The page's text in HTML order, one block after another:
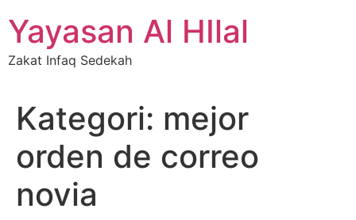
to
content
Yayasan Al HIlal
Zakat Infaq Sedekah
Kategori: mejor
orden de correo
novia